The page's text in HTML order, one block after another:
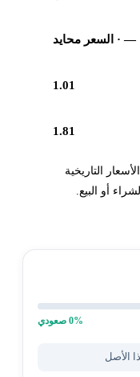
—· السعر محايد
1.01
1.81
التاريخية
أو البيع.
0% صعودي
الأصل